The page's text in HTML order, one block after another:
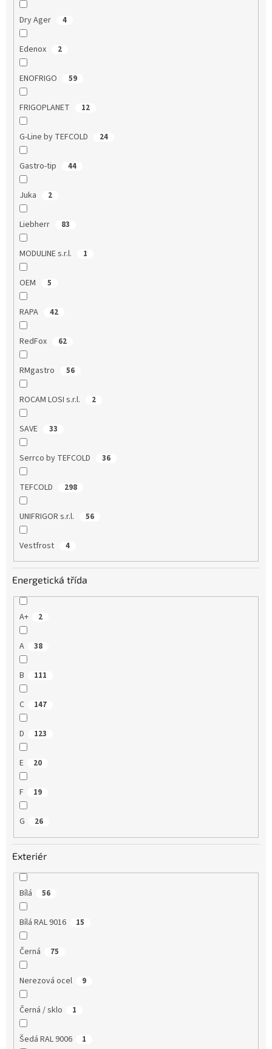
Dry Ager 4
Edenox 2
ENOFRIGO 59
FRIGOPLANET 12
G-Line by TEFCOLD 24
Gastro-tip 44
Juka 2
Liebherr 83
MODULINE s.r.l. 1
OEM 5
RAPA 42
RedFox 62
RMgastro 56
ROCAM LOSI s.r.l. 2
SAVE 33
Serrco by TEFCOLD 36
TEFCOLD 298
UNIFRIGOR s.r.l. 56
Vestfrost 4
Energetická třída
A+ 2
A 38
B 111
C 147
D 123
E 20
F 19
G 26
Exteriér
Bílá 56
Bílá RAL 9016 15
Černá 75
Nerezová ocel 9
Černá / sklo 1
Šedá RAL 9006 1